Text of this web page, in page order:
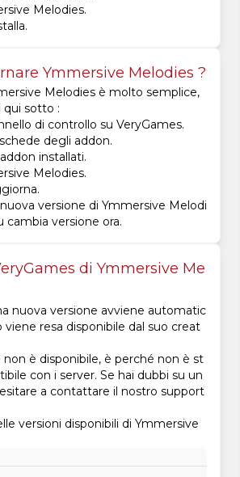
Melodies.
Ymmersive Melodies ?
Melodies è molto semplice,
qui sotto :
di controllo su VeryGames.
degli addon.
installati.
Melodies.
versione di Ymmersive Melodi
cambia versione ora.
di Ymmersive Me
nuova versione avviene automatic
resa disponibile dal suo creat
non è disponibile, è perché non è st
con i server. Se hai dubbi su un
a contattare il nostro support
versioni disponibili di Ymmersive